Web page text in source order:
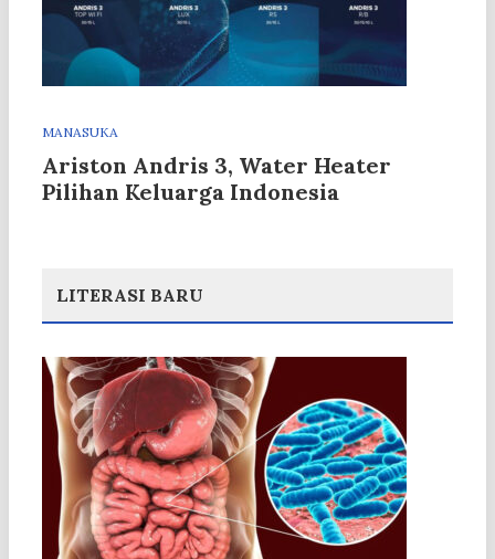
MANASUKA
Ariston Andris 3, Water Heater
Pilihan Keluarga Indonesia
LITERASI BARU